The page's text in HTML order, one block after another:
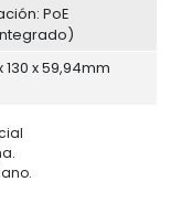
PoE
x 59,94mm